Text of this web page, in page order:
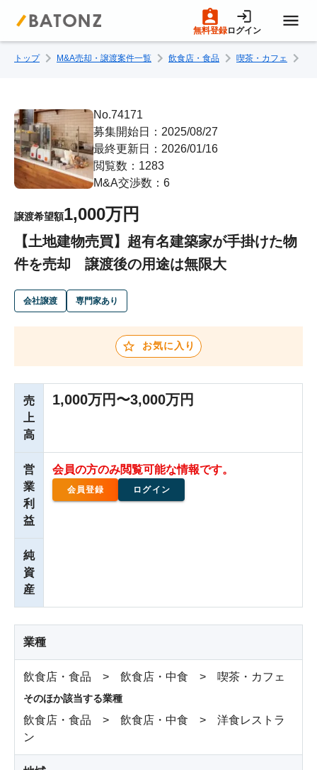
無料登録ログイン
トップページ
M&A案件一覧
売りたい方へ
成約事例
M&A専門家の方へ
トップ M&A売却・譲渡案件一覧 飲食店・食品 喫茶・カフェ
No.74171
募集開始日：2025/08/27
最終更新日：2026/01/16
閲覧数：1283
M&A交渉数：6
譲渡希望額1,000万円
【土地建物売買】超有名建築家が手掛けた物
件を売却 譲渡後の用途は無限大
会社譲渡 専門家あり
お気に入り
売
上
高
1,000万円〜3,000万円
営
業
利
益
会員の方のみ閲覧可能な情報です。
会員登録 ログイン
純
資
産
業種
飲食店・食品 > 飲食店・中食 > 喫茶・カフェ
そのほか該当する業種
飲食店・食品 > 飲食店・中食 > 洋食レストラ
ン